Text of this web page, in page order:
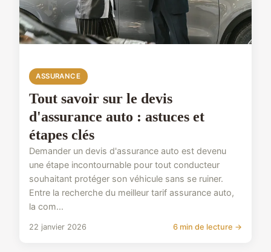
ASSURANCE
Tout savoir sur le devis
d'assurance auto : astuces et
étapes clés
Demander un devis d'assurance auto est devenu
une étape incontournable pour tout conducteur
souhaitant protéger son véhicule sans se ruiner.
Entre la recherche du meilleur tarif assurance auto,
la com...
22 janvier 2026 6 min de lecture →